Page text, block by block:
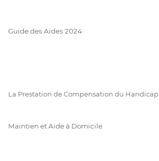
Guide des Aides 2024
La Prestation de Compensation du Handicap
Maintien et Aide à Domicile